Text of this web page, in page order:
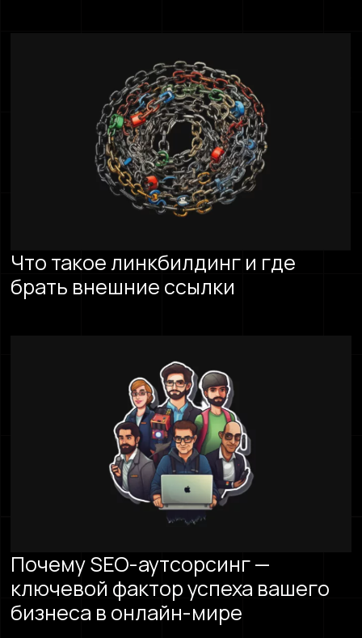
Что такое линкбилдинг и где
брать внешние ссылки
Почему SEO-аутсорсинг —
ключевой фактор успеха вашего
бизнеса в онлайн-мире